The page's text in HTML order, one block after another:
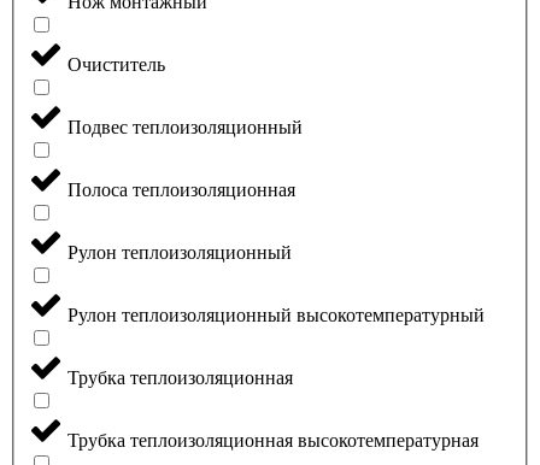
Очиститель
Подвес теплоизоляционный
Полоса теплоизоляционная
Рулон теплоизоляционный
Рулон теплоизоляционный высокотемпературный
Трубка теплоизоляционная
Трубка теплоизоляционная высокотемпературная